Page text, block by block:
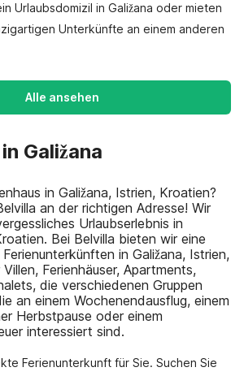
Urlaubsdomizil in Galižana oder mieten
Unterkünfte an einem anderen
Alle ansehen
Galižana
in Galižana, Istrien, Kroatien?
an der richtigen Adresse! Wir
Urlaubserlebnis in
Bei Belvilla bieten wir eine
in Galižana, Istrien,
Ferienhäuser, Apartments,
die verschiedenen Gruppen
an einem Wochenendausflug, einem
Herbstpause oder einem
interessiert sind.
Ferienunterkunft für Sie. Suchen Sie